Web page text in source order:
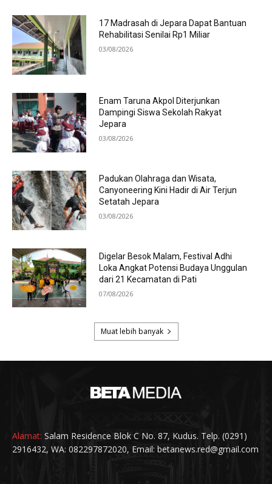
Alamat: Salam Residence Blok C No. 87, Kudus. Telp. (0291)
2916432, WA: 082297872020, Email: betanews.red@gmail.com